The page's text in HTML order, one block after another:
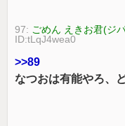
97: ごめん えきお君(ジ
ID:tLqJ4wea0
>>89
なつおは有能やろ、